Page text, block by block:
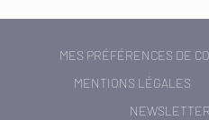
MES PRÉFÉRENCES DE
MENTIONS LÉGALES
NEWSLETTER